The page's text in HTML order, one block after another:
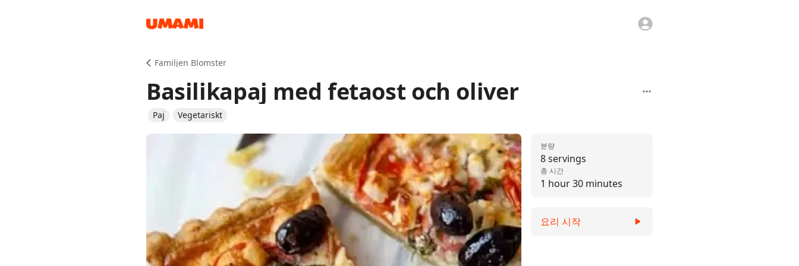
Familjen Blomster
Basilikapaj med fetaost och oliver
Paj Vegetariskt
8 servings
분량
1 hour 30 minutes
총 시간
요리 시작